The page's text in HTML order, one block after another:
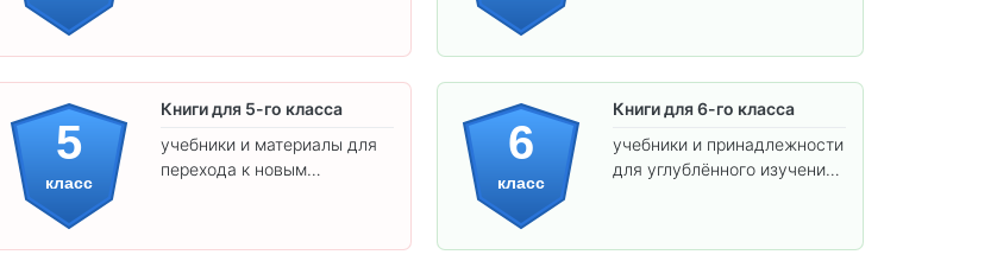
товары соответствуют
5
класс
Книги для 5-го класса
учебники и материалы для
перехода к новым
6
класс
Книги для 6-го класса
учебники и принадлежности
для углублённого изучения